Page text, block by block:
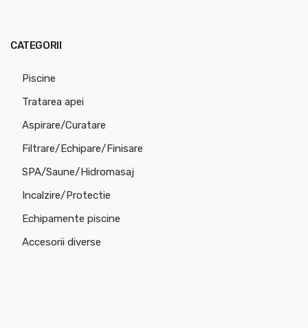
CATEGORII
Piscine
Tratarea apei
Aspirare/Curatare
Filtrare/Echipare/Finisare
SPA/Saune/Hidromasaj
Incalzire/Protectie
Echipamente piscine
Accesorii diverse